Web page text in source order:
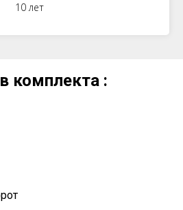
10 лет
комплекта :